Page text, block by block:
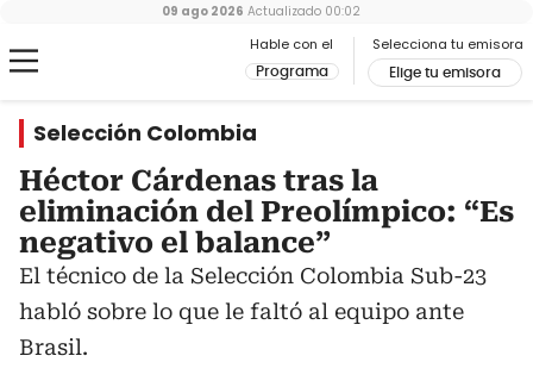
Hable con el
Programa
Selecciona tu emisora
Elige tu emisora
09 ago 2026 Actualizado 00:02
Selección Colombia
Héctor Cárdenas tras la
eliminación del Preolímpico: “Es
negativo el balance”
El técnico de la Selección Colombia Sub-23
habló sobre lo que le faltó al equipo ante
Brasil.